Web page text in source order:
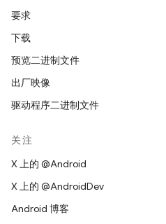
要求
下载
预览二进制文件
出厂映像
驱动程序二进制文件
关注
X 上的 @Android
X 上的 @AndroidDev
Android 博客